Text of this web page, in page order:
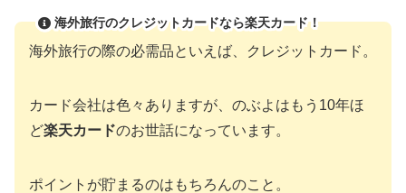
海外旅行のクレジットカードなら楽天カード！
海外旅行の際の必需品といえば、クレジットカード。
カード会社は色々ありますが、のぶよはもう10年ほ
ど楽天カードのお世話になっています。
ポイントが貯まるのはもちろんのこと。